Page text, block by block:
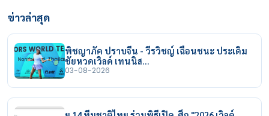
ข่าวล่าสุด
พิชญาภัค ปราบจีน - วีรวิชญ์ เฉือนชนะ ประเดิม
ชัยหวดเวิลด์ เทนนิส…
03-08-2026